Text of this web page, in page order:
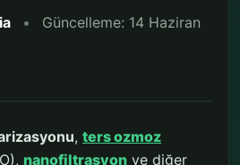
•
Güncelleme: 14 Haziran
, ters ozmoz
nanofiltrasyon ve diğer